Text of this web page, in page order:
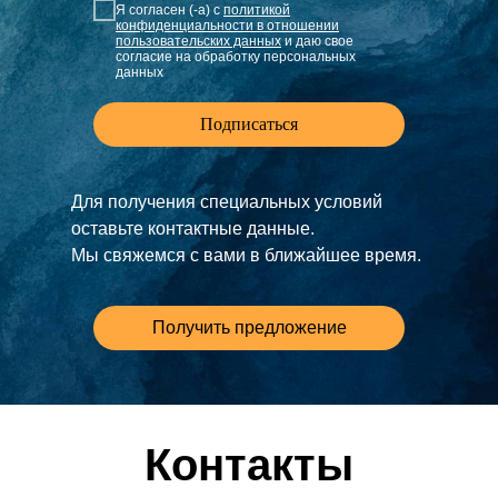
Я согласен (-а) с политикой
конфиденциальности в отношении
пользовательских данныхи даю свое
согласие на обработку персональных
данных
Подписаться
Для получения специальных условий
оставьте контактные данные.
Мы свяжемся с вами в ближайшее время.
Получить предложение
Контакты